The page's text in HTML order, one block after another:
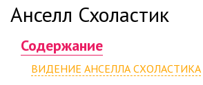
Анселл Схоластик
Содержание
ВИДЕНИЕ АНСЕЛЛА СХОЛАСТИКА